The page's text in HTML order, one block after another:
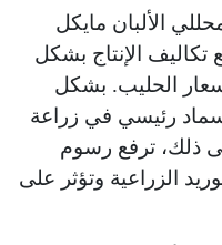
الألبان مايكل
الإنتاج بشكل
الحليب. بشكل
سماد رئيسي في زراعة
ذلك، ترفع رسوم
الزراعية وتؤثر على